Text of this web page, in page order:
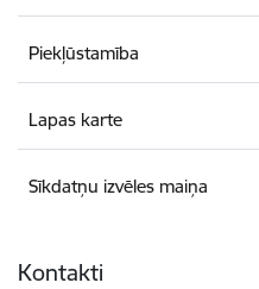
Piekļūstamība
Lapas karte
Sīkdatņu izvēles maiņa
Kontakti